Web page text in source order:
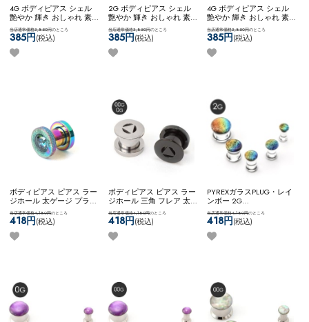
4G ボディピアス シェル
艶やか 輝き おしゃれ 素
敵 大人っぽい きれい シ
ンプル ステンレス ネコポ
スOK[ 4G ] マザーオブパ
ールPLUG (パープル)
当店通常価格3,850円のところ
385円(税込)
2G ボディピアス シェル
艶やか 輝き おしゃれ 素
敵 大人っぽい きれい シ
ンプル ステンレス ネコポ
スOK[ 2G ] マザーオブパ
ールPLUG (ホワイトオパ
当店通常価格3,850円のところ
385円(税込)
4G ボディピアス シェル
艶やか 輝き おしゃれ 素
敵 大人っぽい きれい シ
ンプル ステンレス ネコポ
スOK[ 4G ] マザーオブパ
ールPLUG (ホワイトオパ
当店通常価格3,850円のところ
385円(税込)
ボディピアス ピアス ラー
ジホール 太ゲージ プラグ
トンネル 大きいサイズ 拡
張 一粒ジュエル サンド加
工 ネコポスOK
エルフレッシュトンネル
当店通常価格4,180円のところ
418円(税込)
ボディピアス ピアス ラー
ジホール 三角 フレア 太
ゲージ ステンレス かっこ
いい お洒落 おしゃれ ネ
コポスOK▲プレートPLUG
当店通常価格4,180円のところ
418円(税込)
PYREXガラスPLUG・レイ
ンボー 2G
ネコポスOK[ 2G ] PYREX
ガラスPLUG (レインボー)
当店通常価格4,180円のところ
418円(税込)